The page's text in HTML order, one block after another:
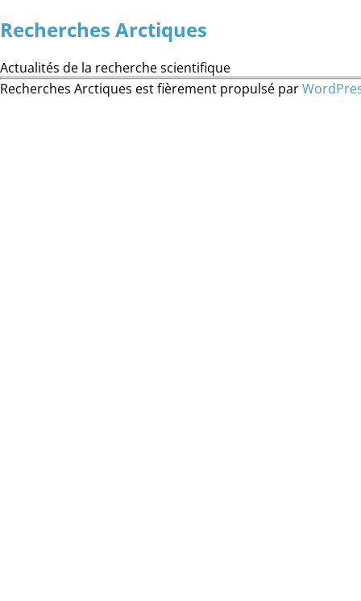
Recherches Arctiques
Actualités de la recherche scientifique
Recherches Arctiques est fièrement propulsé par